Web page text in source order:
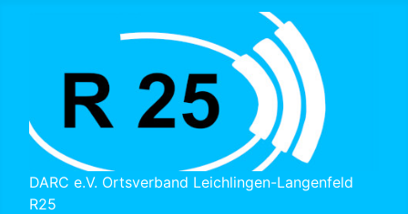
DARC e.V. Ortsverband Leichlingen-Langenfeld
R25